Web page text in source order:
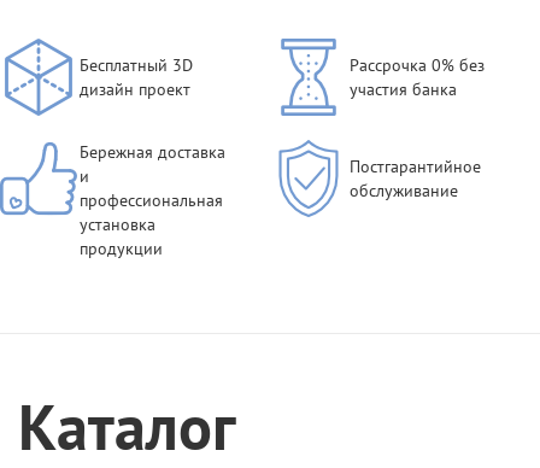
Бесплатный 3D
дизайн проект
Рассрочка 0% без
участия банка
Бережная доставка
и
профессиональная
установка
продукции
Постгарантийное
обслуживание
Каталог